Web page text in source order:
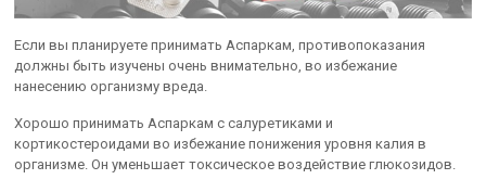
Если вы планируете принимать Аспаркам, противопоказания
должны быть изучены очень внимательно, во избежание
нанесению организму вреда.
Хорошо принимать Аспаркам с салуретиками и
кортикостероидами во избежание понижения уровня калия в
организме. Он уменьшает токсическое воздействие глюкозидов.